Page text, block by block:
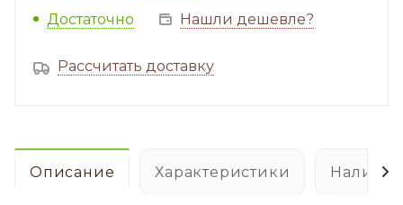
Достаточно Нашли дешевле?
Рассчитать доставку
Описание Характеристики